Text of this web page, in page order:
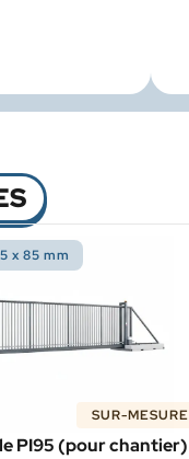
SUR-MESURE
x 85 mm
PI95 (pour chantier)